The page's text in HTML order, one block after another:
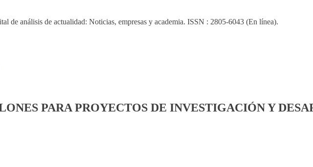
de análisis de actualidad: Noticias, empresas y academia. ISSN : 2805-6043 (En línea).
PARA PROYECTOS DE INVESTIGACIÓN Y